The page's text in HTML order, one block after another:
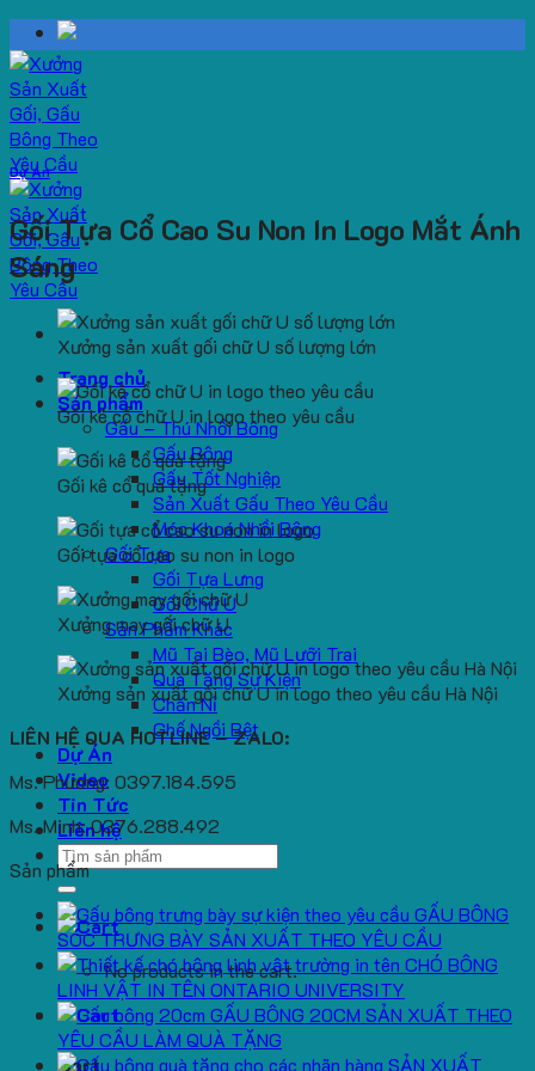
Skip
to
content
Trang chủ
Sản phẩm
Gấu – Thú Nhồi Bông
Gấu Bông
Gấu Tốt Nghiệp
Sản Xuất Gấu Theo Yêu Cầu
Móc Khoá Nhồi Bông
Gối Tựa
Gối Tựa Lưng
Gối Chữ U
Sản Phẩm Khác
Mũ Tai Bèo, Mũ Lưỡi Trai
Quà Tặng Sự Kiện
Chăn Nỉ
Ghế Ngồi Bệt
Dự Án
Video
Tin Tức
Liên hệ
Search
for:
No products in the cart.
Cart
Dự Án
Gối Tựa Cổ Cao Su Non In Logo Mắt Ánh
Sáng
Xưởng sản xuất gối chữ U số lượng lớn
Gối kê cổ chữ U in logo theo yêu cầu
Gối kê cổ quà tặng
Gối tựa cổ cao su non in logo
Xưởng may gối chữ U
Xưởng sản xuất gối chữ U in logo theo yêu cầu Hà Nội
LIÊN HỆ QUA HOTLINE – ZALO:
Ms. Phương: 0397.184.595
Ms. Minh: 0376.288.492
Sản phẩm
GẤU BÔNG
SÓC TRƯNG BÀY SẢN XUẤT THEO YÊU CẦU
CHÓ BÔNG
LINH VẬT IN TÊN ONTARIO UNIVERSITY
GẤU BÔNG 20CM SẢN XUẤT THEO
YÊU CẦU LÀM QUÀ TẶNG
SẢN XUẤT